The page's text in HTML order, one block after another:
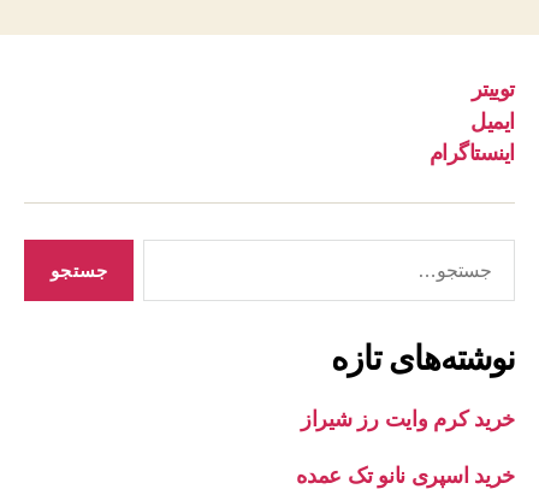
توییتر
ایمیل
اینستاگرام
نوشته‌های تازه
خرید کرم وایت رز شیراز
خرید اسپری نانو تک عمده